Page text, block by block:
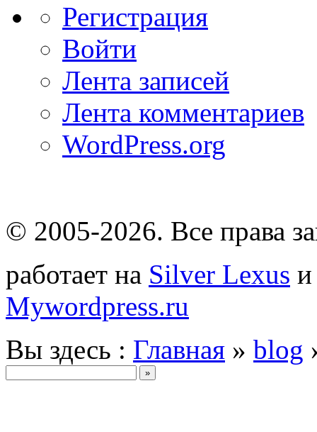
Регистрация
Войти
Лента записей
Лента комментариев
WordPress.org
© 2005-2026. Все права
работает на Silver Lexus
Mywordpress.ru
Вы здесь : Главная » blog